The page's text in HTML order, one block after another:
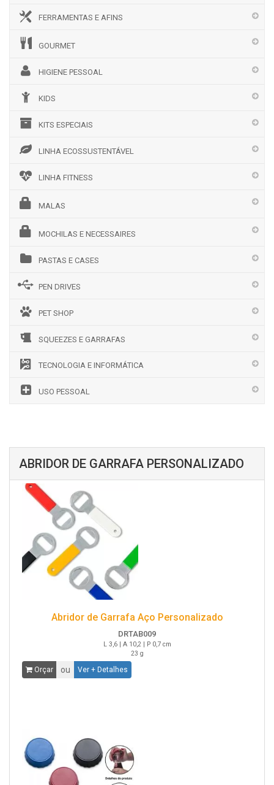
FERRAMENTAS E AFINS
GOURMET
HIGIENE PESSOAL
KIDS
KITS ESPECIAIS
LINHA ECOSSUSTENTÁVEL
LINHA FITNESS
MALAS
MOCHILAS E NECESSAIRES
PASTAS E CASES
PEN DRIVES
PET SHOP
SQUEEZES E GARRAFAS
TECNOLOGIA E INFORMÁTICA
USO PESSOAL
ABRIDOR DE GARRAFA PERSONALIZADO
Abridor de Garrafa Aço Personalizado
DRTAB009
L 3,6 | A 10,2 | P 0,7 cm
23 g
Orçar ou Ver + Detalhes